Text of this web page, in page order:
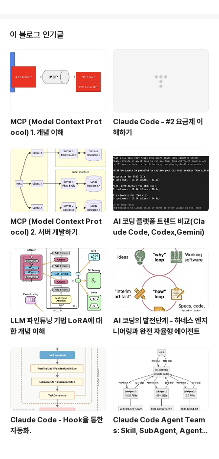
가능하며, OAuth 만큼이나 많이 사용되고 있다. SAML은
어떤 구현체가 아니라 SSO등(꼭 SSO만은 아님)을 구현
하기 위한 XML 스펙이다.HTTP GET, POST 또는 SO
기서는 HTTP Post를 이용한 S..
이 블로그 인기글
MCP (Model Context Prot
ocol) 1. 개념 이해
Claude Code - #2 요금제 이
해하기
MCP (Model Context Prot
ocol) 2. 서버 개발하기
AI 코딩 플랫폼 트렌드 비교(Cla
ude Code, Codex,Gemini)
LLM 파인튜닝 기법 LoRA에 대
한 개념 이해
AI 코딩의 발전단계 - 하네스 엔지
니어링과 완전 자율형 에이전트
Claude Code - Hook을 통한
자동화.
Claude Code Agent Team
s: Skill, SubAgent, Agent T